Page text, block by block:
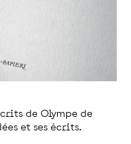
de Olympe de
et ses écrits.